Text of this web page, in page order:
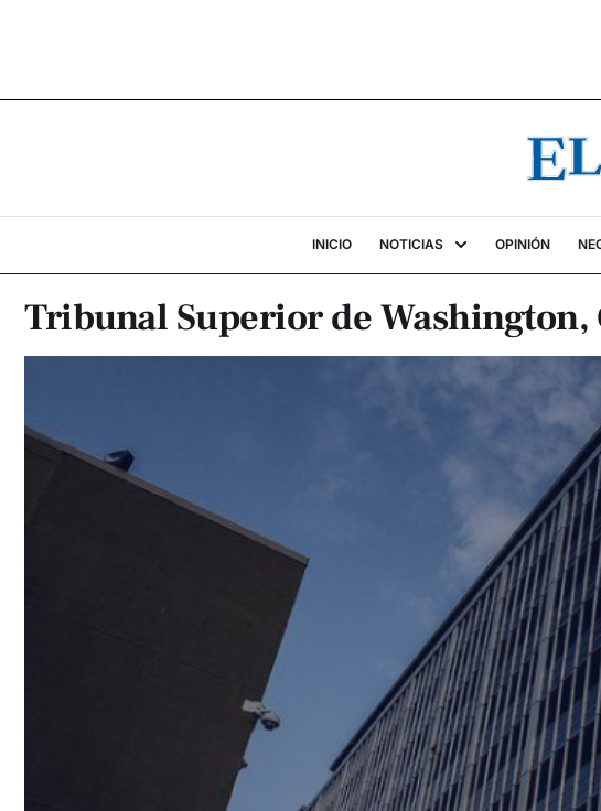
INICIO NOTICIAS OPINIÓN
Tribunal Superior de Washington,